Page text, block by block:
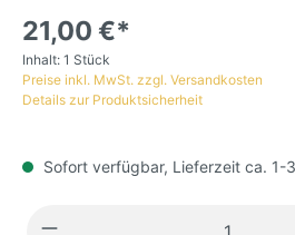
21,00 €*
Inhalt: 1 Stück
Preise inkl. MwSt. zzgl. Versandkosten
Details zur Produktsicherheit
Sofort verfügbar, Lieferzeit ca. 1-